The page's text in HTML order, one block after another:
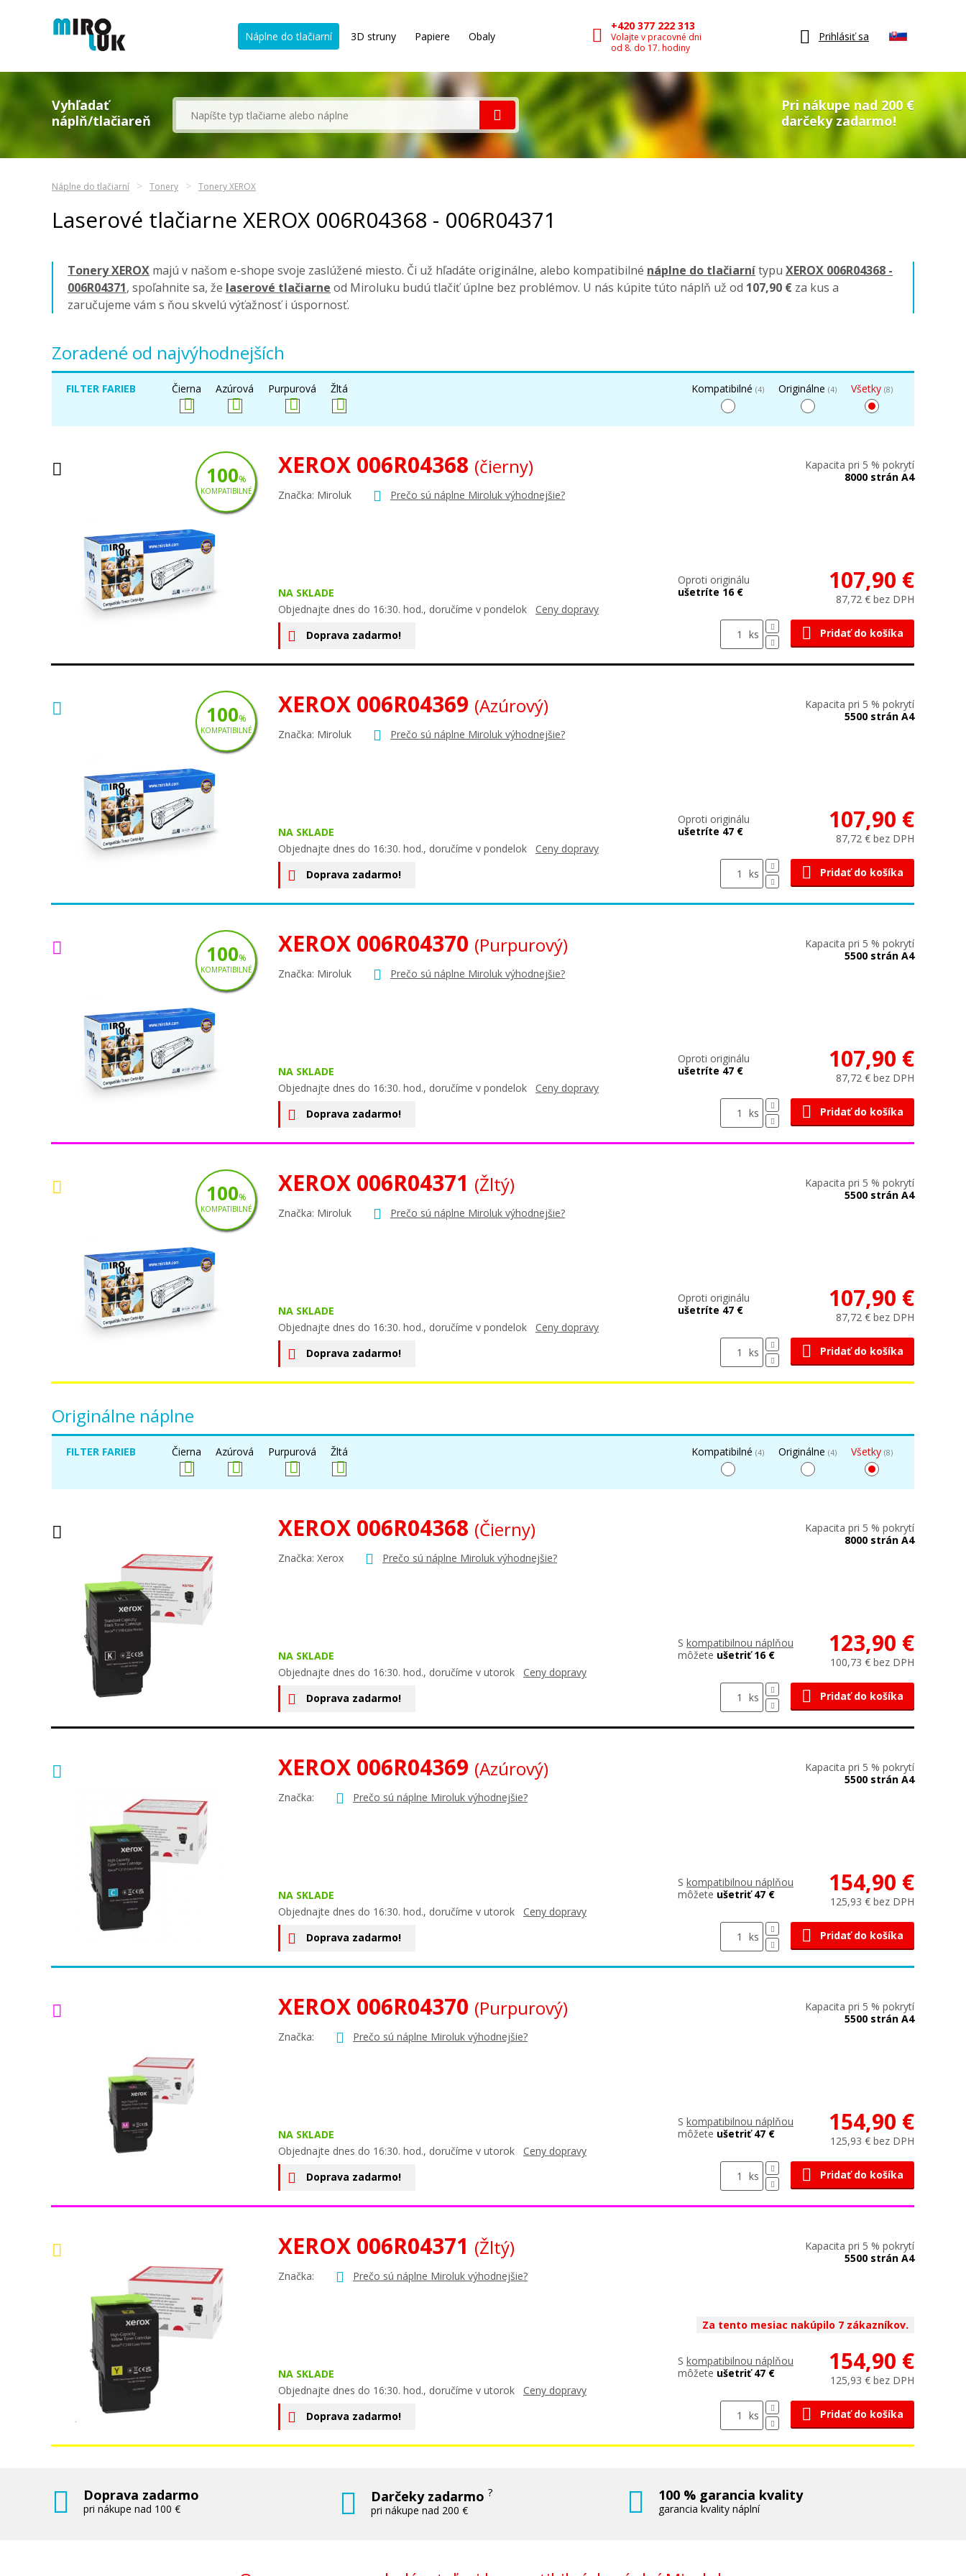
Náplne do tlačiarní 3D struny Papiere Obaly
+420 377 222 313
Volajte v pracovné dni
od 8. do 17. hodiny
Prihlásiť sa
Vyhľadať
náplň/tlačiareň
Pri nákupe nad 200 €
darčeky zadarmo!
Náplne do tlačiarní Tonery Tonery XEROX
Laserové tlačiarne XEROX 006R04368 - 006R04371
Tonery XEROX majú v našom e-shope svoje zaslúžené miesto. Či už hľadáte originálne, alebo kompatibilné náplne do tlačiarnítypu XEROX 006R04368 -
006R04371, spoľahnite sa, že laserové tlačiarne od Miroluku budú tlačiť úplne bez problémov. U nás kúpite túto náplň už od 107,90 € za kus a
zaručujeme vám s ňou skvelú výťažnosť i úspornosť.
Zoradené od najvýhodnejších
FILTER FARIEB Čierna Azúrová Purpurová Žltá Kompatibilné (4) Originálne (4) Všetky (8)
XEROX 006R04368 (čierny)
Značka: Miroluk Prečo sú náplne Miroluk výhodnejšie?
NA SKLADE
Objednajte dnes do 16:30. hod., doručíme v pondelok Ceny dopravy
Doprava zadarmo!
Kapacita pri 5 % pokrytí
8000 strán A4
Oproti originálu
ušetríte 16 €
107,90 €
87,72 € bez DPH
ks Pridať do košíka
100%
KOMPATIBILNÉ
XEROX 006R04369 (Azúrový)
Značka: Miroluk Prečo sú náplne Miroluk výhodnejšie?
NA SKLADE
Objednajte dnes do 16:30. hod., doručíme v pondelok Ceny dopravy
Doprava zadarmo!
Kapacita pri 5 % pokrytí
5500 strán A4
Oproti originálu
ušetríte 47 €
107,90 €
87,72 € bez DPH
ks Pridať do košíka
100%
KOMPATIBILNÉ
XEROX 006R04370 (Purpurový)
Značka: Miroluk Prečo sú náplne Miroluk výhodnejšie?
NA SKLADE
Objednajte dnes do 16:30. hod., doručíme v pondelok Ceny dopravy
Doprava zadarmo!
Kapacita pri 5 % pokrytí
5500 strán A4
Oproti originálu
ušetríte 47 €
107,90 €
87,72 € bez DPH
ks Pridať do košíka
100%
KOMPATIBILNÉ
XEROX 006R04371 (Žltý)
Značka: Miroluk Prečo sú náplne Miroluk výhodnejšie?
NA SKLADE
Objednajte dnes do 16:30. hod., doručíme v pondelok Ceny dopravy
Doprava zadarmo!
Kapacita pri 5 % pokrytí
5500 strán A4
Oproti originálu
ušetríte 47 €
107,90 €
87,72 € bez DPH
ks Pridať do košíka
100%
KOMPATIBILNÉ
Originálne náplne
FILTER FARIEB Čierna Azúrová Purpurová Žltá Kompatibilné (4) Originálne (4) Všetky (8)
XEROX 006R04368 (Čierny)
Značka: Xerox Prečo sú náplne Miroluk výhodnejšie?
NA SKLADE
Objednajte dnes do 16:30. hod., doručíme v utorok Ceny dopravy
Doprava zadarmo!
Kapacita pri 5 % pokrytí
8000 strán A4
S kompatibilnou náplňou
môžete ušetriť 16 € 123,90 €
100,73 € bez DPH
ks Pridať do košíka
XEROX 006R04369 (Azúrový)
Značka: Prečo sú náplne Miroluk výhodnejšie?
NA SKLADE
Objednajte dnes do 16:30. hod., doručíme v utorok Ceny dopravy
Doprava zadarmo!
Kapacita pri 5 % pokrytí
5500 strán A4
S kompatibilnou náplňou
môžete ušetriť 47 € 154,90 €
125,93 € bez DPH
ks Pridať do košíka
XEROX 006R04370 (Purpurový)
Značka: Prečo sú náplne Miroluk výhodnejšie?
NA SKLADE
Objednajte dnes do 16:30. hod., doručíme v utorok Ceny dopravy
Doprava zadarmo!
Kapacita pri 5 % pokrytí
5500 strán A4
S kompatibilnou náplňou
môžete ušetriť 47 € 154,90 €
125,93 € bez DPH
ks Pridať do košíka
XEROX 006R04371 (Žltý)
Značka: Prečo sú náplne Miroluk výhodnejšie?
NA SKLADE
Objednajte dnes do 16:30. hod., doručíme v utorok Ceny dopravy
Doprava zadarmo!
Kapacita pri 5 % pokrytí
5500 strán A4
Za tento mesiac nakúpilo 7 zákazníkov.
S kompatibilnou náplňou
môžete ušetriť 47 € 154,90 €
125,93 € bez DPH
ks Pridať do košíka
Doprava zadarmo
pri nákupe nad 100 €
Darčeky zadarmo?
pri nákupe nad 200 €
100 % garancia kvality
garancia kvality náplní